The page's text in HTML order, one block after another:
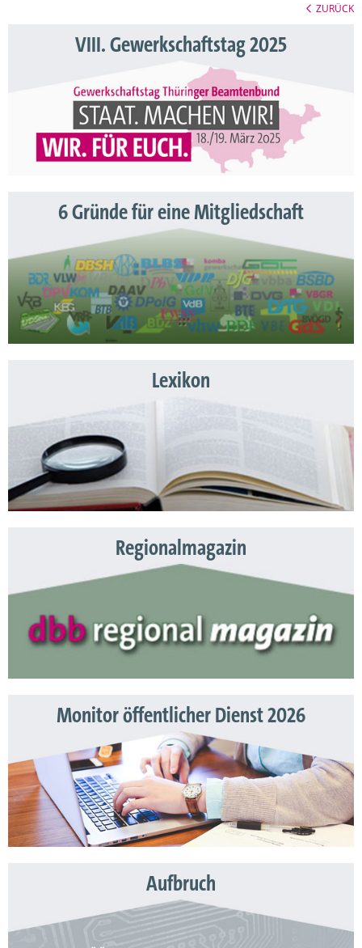
ZURÜCK
VIII. Gewerkschaftstag 2025
6 Gründe für eine Mitgliedschaft
Lexikon
Regionalmagazin
Monitor öffentlicher Dienst 2026
Aufbruch